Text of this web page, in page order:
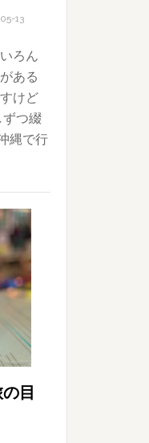
ル
13
ろん
ある
けど
ずつ綴
縄で行
目